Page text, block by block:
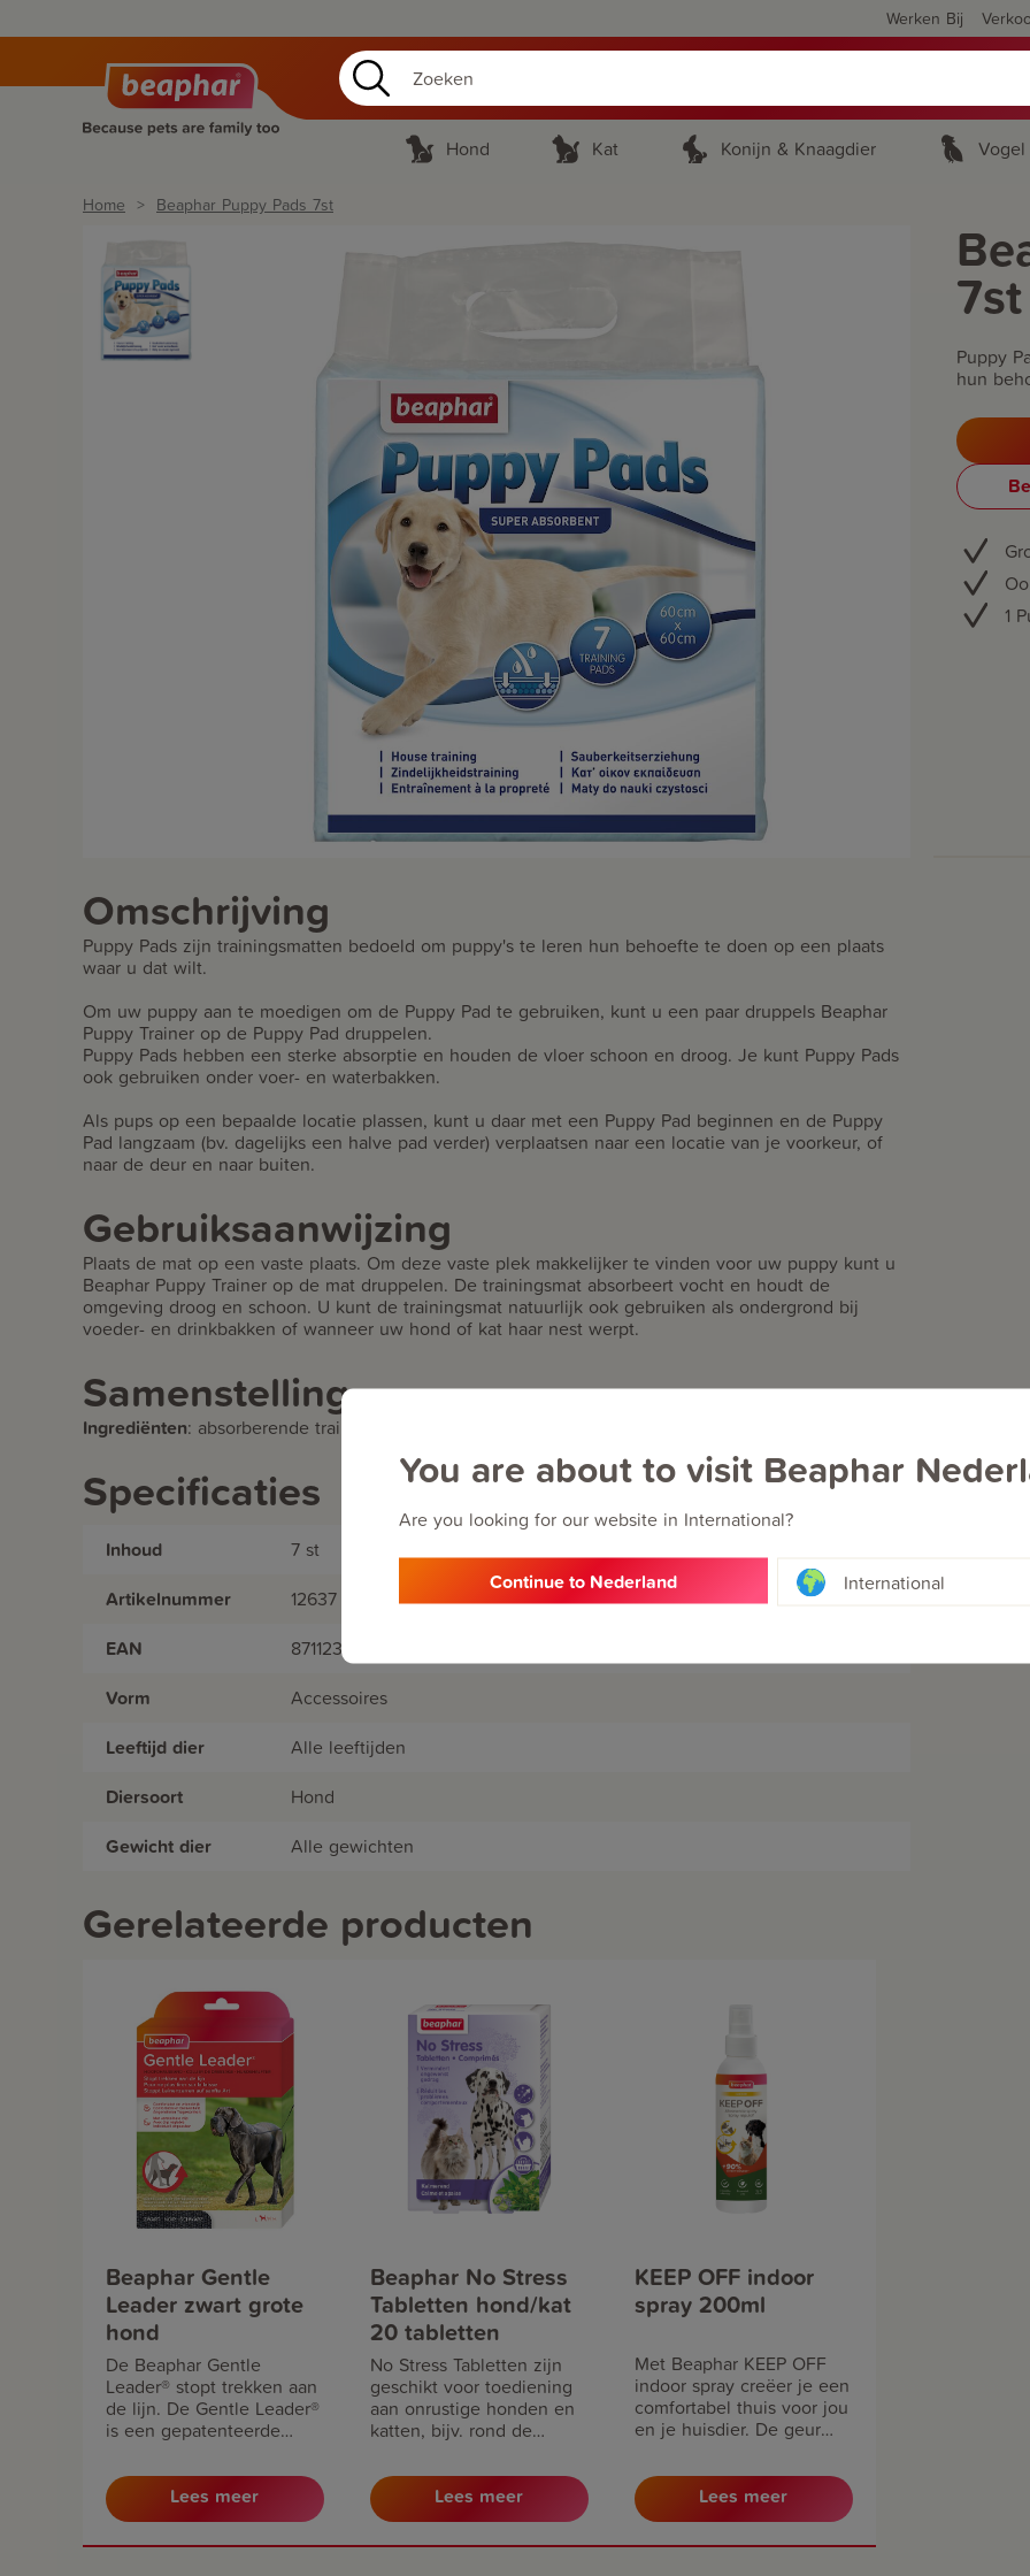
Werken Bij
You are about to visit Beaphar
Are you looking for our website in International?
Continue to Nederland International
Hond Kat Konijn & Knaagdier Vogel
Home Beaphar Puppy Pads 7st
7st
Puppy
hun
1
Omschrijving
Puppy Pads zijn trainingsmatten bedoeld om puppy's te leren hun behoefte te doen op een plaats
waar u dat wilt.
Om uw puppy aan te moedigen om de Puppy Pad te gebruiken, kunt u een paar druppels Beaphar
Puppy Trainer op de Puppy Pad druppelen.
Puppy Pads hebben een sterke absorptie en houden de vloer schoon en droog. Je kunt Puppy Pads
ook gebruiken onder voer- en waterbakken.
Als pups op een bepaalde locatie plassen, kunt u daar met een Puppy Pad beginnen en de Puppy
Pad langzaam (bv. dagelijks een halve pad verder) verplaatsen naar een locatie van je voorkeur, of
naar de deur en naar buiten.
Gebruiksaanwijzing
Plaats de mat op een vaste plaats. Om deze vaste plek makkelijker te vinden voor uw puppy kunt u
Beaphar Puppy Trainer op de mat druppelen. De trainingsmat absorbeert vocht en houdt de
omgeving droog en schoon. U kunt de trainingsmat natuurlijk ook gebruiken als ondergrond bij
voeder- en drinkbakken of wanneer uw hond of kat haar nest werpt.
Samenstelling
Ingrediënten: absorberende trainingsmatten
Specificaties
Inhoud 7 st
Artikelnummer 12637
EAN 8711231126378
Vorm Accessoires
Leeftijd dier Alle leeftijden
Diersoort Hond
Gewicht dier Alle gewichten
Gerelateerde producten
Beaphar Gentle
Leader zwart grote
hond
De Beaphar Gentle
Leader® stopt trekken aan
de lijn. De Gentle Leader®
is een gepatenteerde
aanbevolen wordt door
dierenartsen,
hondentrainers en
hondengedragsdeskundigen
Lees meer
Beaphar No Stress
Tabletten hond/kat
20 tabletten
No Stress Tabletten zijn
geschikt voor toediening
aan onrustige honden en
katten, bijv. rond de
bij onweer, alarm, enz.
Lees meer
KEEP OFF indoor
spray 200ml
Met Beaphar KEEP OFF
indoor spray creëer je een
comfortabel thuis voor jou
en je huisdier. De geur
huisdieren om behandelde
plekken te vermijden en
weert marters. Dit helpt
Lees meer